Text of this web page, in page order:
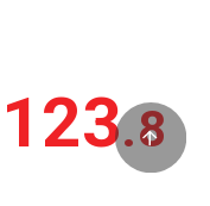
123.8